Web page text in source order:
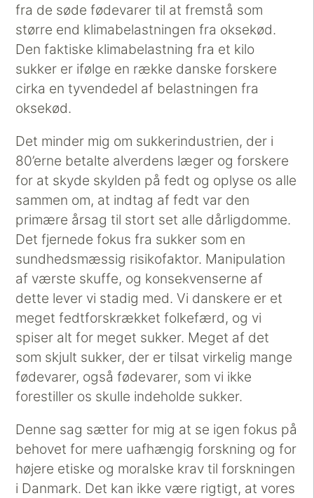
fra de søde fødevarer til at fremstå som
større end klimabelastningen fra oksekød.
Den faktiske klimabelastning fra et kilo
sukker er ifølge en række danske forskere
cirka en tyvendedel af belastningen fra
oksekød.
Det minder mig om sukkerindustrien, der i
80’erne betalte alverdens læger og forskere
for at skyde skylden på fedt og oplyse os alle
sammen om, at indtag af fedt var den
primære årsag til stort set alle dårligdomme.
Det fjernede fokus fra sukker som en
sundhedsmæssig risikofaktor. Manipulation
af værste skuffe, og konsekvenserne af
dette lever vi stadig med. Vi danskere er et
meget fedtforskrækket folkefærd, og vi
spiser alt for meget sukker. Meget af det
som skjult sukker, der er tilsat virkelig mange
fødevarer, også fødevarer, som vi ikke
forestiller os skulle indeholde sukker.
Denne sag sætter for mig at se igen fokus på
behovet for mere uafhængig forskning og for
højere etiske og moralske krav til forskningen
i Danmark. Det kan ikke være rigtigt, at vores